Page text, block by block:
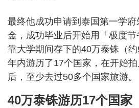
最终他成功申请到泰国第一学
金，成功毕业后开始用「极度
靠大学期间存下的40万泰铢（
年内游历了17个国家，在开始
后，至少去过50多个国家旅游。
40万泰铢游历17个国家